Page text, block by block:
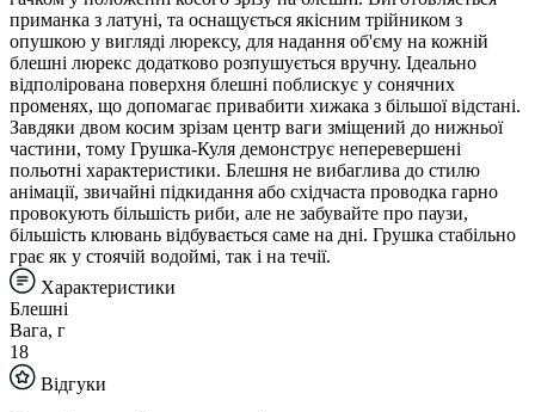
приманка з латуні, та оснащується якісним трійником з
опушкою у вигляді люрексу, для надання об'єму на кожній
блешні люрекс додатково розпушується вручну. Ідеально
відполірована поверхня блешні поблискує у сонячних
променях, що допомагає привабити хижака з більшої відстані.
Завдяки двом косим зрізам центр ваги зміщений до нижньої
частини, тому Грушка-Куля демонструє неперевершені
польотні характеристики. Блешня не вибаглива до стилю
анімації, звичайні підкидання або східчаста проводка гарно
провокують більшість риби, але не забувайте про паузи,
більшість клювань відбувається саме на дні. Грушка стабільно
грає як у стоячій водоймі, так і на течії.
Характеристики
Блешні
Вага, г
18
Відгуки